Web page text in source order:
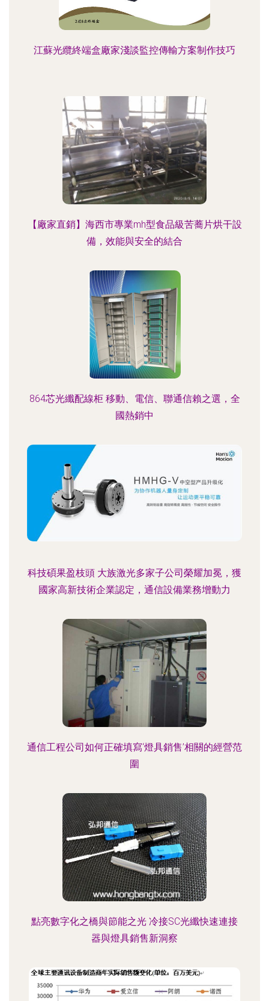
江蘇光纜終端盒廠家淺談監控傳輸方案制作技巧
【廠家直銷】海西市專業mh型食品級苦蕎片烘干設
備，效能與安全的結合
864芯光纖配線柜 移動、電信、聯通信賴之選，全
國熱銷中
科技碩果盈枝頭 大族激光多家子公司榮耀加冕，獲
國家高新技術企業認定，通信設備業務增動力
通信工程公司如何正確填寫‘燈具銷售’相關的經營范
圍
點亮數字化之橋與節能之光 冷接SC光纖快速連接
器與燈具銷售新洞察